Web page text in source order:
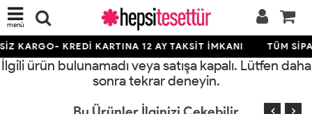
menü
KARGO- KREDİ KARTINA 12 AY TAKSİT İMKANI TÜM
İlgili ürün bulunamadı veya satışa kapalı. Lütfen daha
sonra tekrar deneyin.